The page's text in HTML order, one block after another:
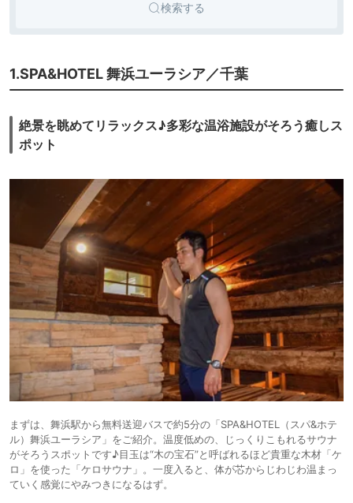
検索する
1.SPA&HOTEL 舞浜ユーラシア／千葉
絶景を眺めてリラックス♪多彩な温浴施設がそろう癒しス
ポット
まずは、舞浜駅から無料送迎バスで約5分の「SPA&HOTEL（スパ&ホテ
ル）舞浜ユーラシア」をご紹介。温度低めの、じっくりこもれるサウナ
がそろうスポットです♪目玉は“木の宝石”と呼ばれるほど貴重な木材「ケ
ロ」を使った「ケロサウナ」。一度入ると、体が芯からじわじわ温まっ
ていく感覚にやみつきになるはず。